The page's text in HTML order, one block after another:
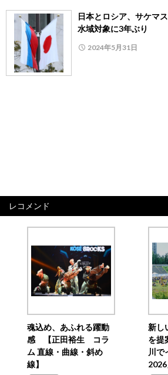
日本とロシア、サケマ
水域対象に3年ぶり
2024年5月31日
レコメンド
魂込め、あふれる躍動
感 【正田裕生 コラ
ム 直線・曲線・斜め
線】
新し
を
川で